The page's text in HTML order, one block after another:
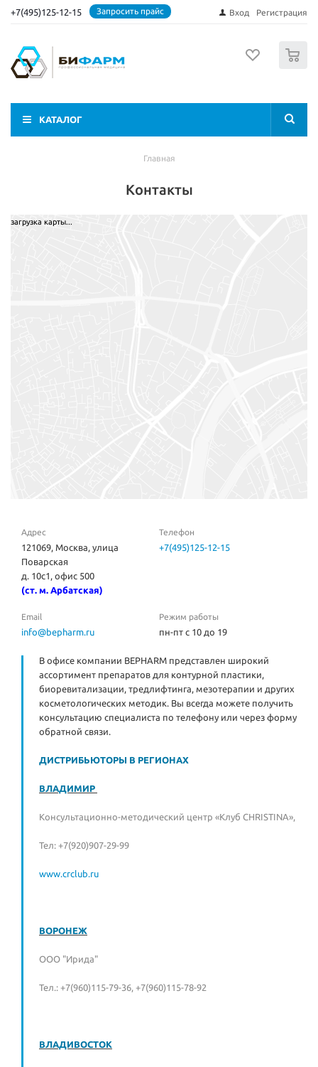
+7(495)125-12-15 Запросить прайс Вход Регистрация
КАТАЛОГ
Главная
Контакты
загрузка карты...
Адрес
121069, Москва, улица
Поварская
д. 10с1, офис 500
(ст. м. Арбатская)
Телефон
+7(495)125-12-15
Email
info@bepharm.ru
Режим работы
пн-пт с 10 до 19
В офисе компании BEPHARM представлен широкий
ассортимент препаратов для контурной пластики,
биоревитализации, тредлифтинга, мезотерапии и других
косметологических методик. Вы всегда можете получить
консультацию специалиста по телефону или через форму
обратной связи.
ДИСТРИБЬЮТОРЫ В РЕГИОНАХ
ВЛАДИМИР
Консультационно-методический центр «Клуб CHRISTINA»,
Тел: +7(920)907-29-99
www.crclub.ru
ВОРОНЕЖ
ООО "Ирида"
Тел.: +7(960)115-79-36, +7(960)115-78-92
ВЛАДИВОСТОК